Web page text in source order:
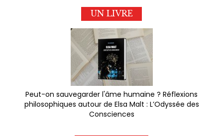
UN LIVRE
Peut-on sauvegarder l'âme humaine ? Réflexions
philosophiques autour de Elsa Malt : L’Odyssée des
Consciences